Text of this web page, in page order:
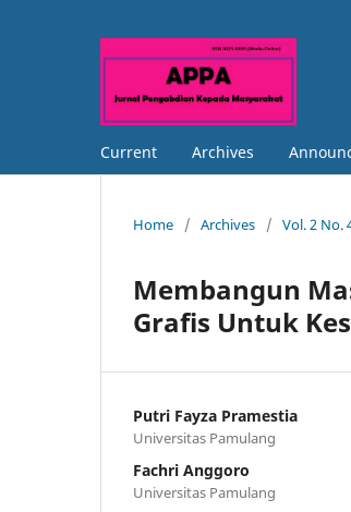
Current Archives
Home / Archives / Vol. 2 No.
Membangun
Grafis Untuk
Putri Fayza Pramestia
Universitas Pamulang
Fachri Anggoro
Universitas Pamulang